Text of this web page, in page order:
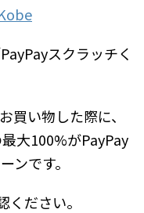
スクラッチく
買い物した際に、
大100%がPayPay
ンです。
ださい。